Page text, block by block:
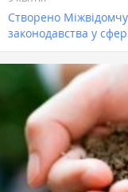
Cтворено
законодавства у